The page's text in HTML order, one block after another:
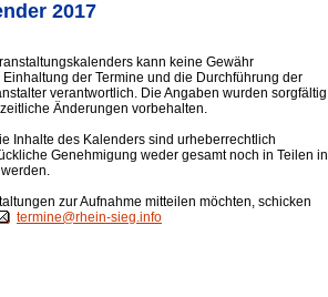
2017
kann keine Gewähr
der Termine und die Durchführung der
verantwortlich. Die Angaben wurden sorgfältig
Änderungen vorbehalten.
Inhalte des Kalenders sind urheberrechtlich
Genehmigung weder gesamt noch in Teilen in
zur Aufnahme mitteilen möchten, schicken
termine@rhein-sieg.info